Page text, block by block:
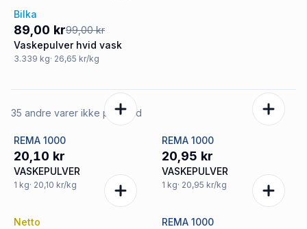
-10%
Bilka
89,00 kr99,00 kr
Vaskepulver hvid vask
3.339 kg· 26,65 kr/kg
35 andre varer ikke på tilbud
REMA 1000
20,10 kr
VASKEPULVER
1 kg· 20,10 kr/kg
REMA 1000
20,95 kr
VASKEPULVER
1 kg· 20,95 kr/kg
Netto REMA 1000